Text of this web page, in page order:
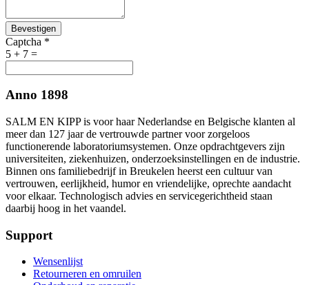
Bevestigen
Captcha *
5 + 7 =
Anno 1898
SALM EN KIPP is voor haar Nederlandse en Belgische klanten al
meer dan 127 jaar de vertrouwde partner voor zorgeloos
functionerende laboratoriumsystemen. Onze opdrachtgevers zijn
universiteiten, ziekenhuizen, onderzoeksinstellingen en de industrie.
Binnen ons familiebedrijf in Breukelen heerst een cultuur van
vertrouwen, eerlijkheid, humor en vriendelijke, oprechte aandacht
voor elkaar. Technologisch advies en servicegerichtheid staan
daarbij hoog in het vaandel.
Support
Wensenlijst
Retourneren en omruilen